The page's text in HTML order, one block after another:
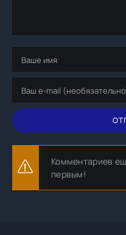
Комментариев
первым!